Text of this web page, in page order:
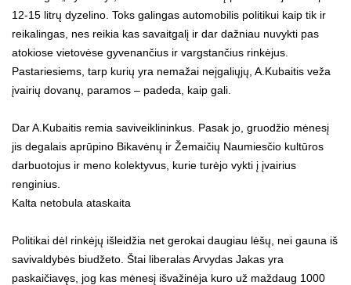
12-15 litrų dyzelino. Toks galingas automobilis politikui kaip tik ir
reikalingas, nes reikia kas savaitgalį ir dar dažniau nuvykti pas
atokiose vietovėse gyvenančius ir vargstančius rinkėjus.
Pastariesiems, tarp kurių yra nemažai neįgaliųjų, A.Kubaitis veža
įvairių dovanų, paramos – padeda, kaip gali.
Dar A.Kubaitis remia saviveiklininkus. Pasak jo, gruodžio mėnesį
jis degalais aprūpino Bikavėnų ir Žemaičių Naumiesčio kultūros
darbuotojus ir meno kolektyvus, kurie turėjo vykti į įvairius
renginius.
Kalta netobula ataskaita
Politikai dėl rinkėjų išleidžia net gerokai daugiau lėšų, nei gauna iš
savivaldybės biudžeto. Štai liberalas Arvydas Jakas yra
paskaičiavęs, jog kas mėnesį išvažinėja kuro už maždaug 1000